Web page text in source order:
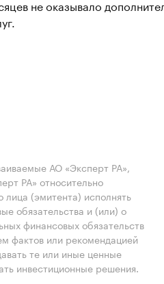
не оказывало
АО «Эксперт РА»,
РА» относительно
лица (эмитента) исполнять
обязательства и (или) о
финансовых обязательств
фактов или рекомендацией
те или иные ценные
инвестиционные решения.